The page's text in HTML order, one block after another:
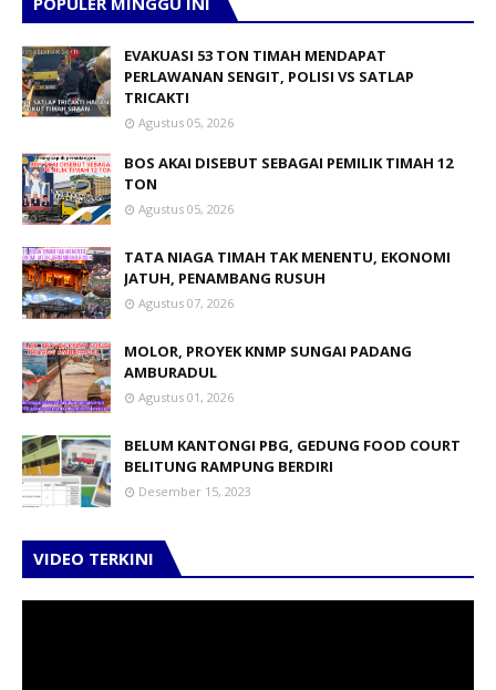
EVAKUASI 53 TON TIMAH MENDAPAT
PERLAWANAN SENGIT, POLISI VS SATLAP
TRICAKTI
Agustus 05, 2026
BOS AKAI DISEBUT SEBAGAI PEMILIK TIMAH 12
TON
Agustus 05, 2026
TATA NIAGA TIMAH TAK MENENTU, EKONOMI
JATUH, PENAMBANG RUSUH
Agustus 07, 2026
MOLOR, PROYEK KNMP SUNGAI PADANG
AMBURADUL
Agustus 01, 2026
BELUM KANTONGI PBG, GEDUNG FOOD COURT
BELITUNG RAMPUNG BERDIRI
Desember 15, 2023
VIDEO TERKINI